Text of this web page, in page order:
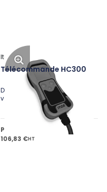
Télécommande HC300
Italwinch
Disponible en plusieurs
variantes
Prix public à partir de
106,83 €HT